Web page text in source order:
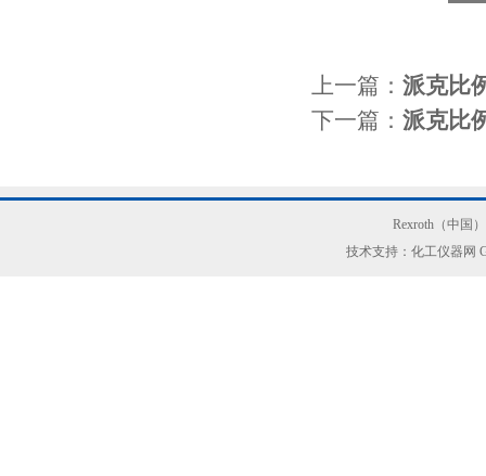
上一篇： 派克比
下一篇： 派克比
Rexroth（中国
技术支持：化工仪器网